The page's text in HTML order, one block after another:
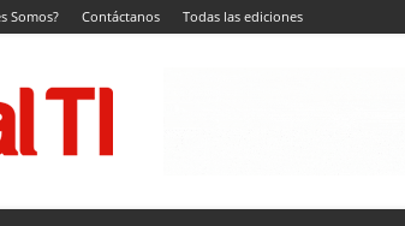
Somos? Contáctanos Todas las ediciones